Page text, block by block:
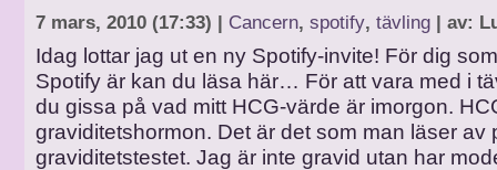
7 mars, 2010 (17:33) | Cancern, spotify, tävling | av:
Idag lottar jag ut en ny Spotify-invite! För dig
Spotify är kan du läsa här… För att vara med i
du gissa på vad mitt HCG-värde är imorgon.
graviditetshormon. Det är det som man läser av
graviditetstestet. Jag är inte gravid utan har